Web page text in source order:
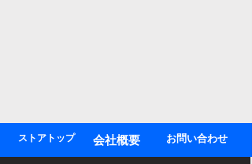
21
ストアトップ 会社概要 お問い合わせ